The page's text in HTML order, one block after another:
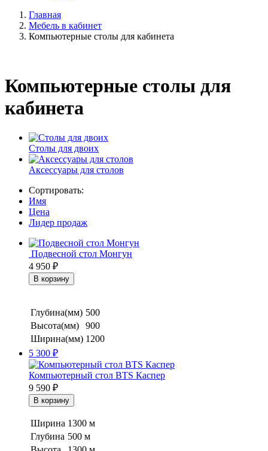
Главная
Мебель в кабинет
Компьютерные столы для кабинета
Компьютерные столы для
кабинета
Столы для двоих
Аксессуары для столов
Сортировать:
Имя
Цена
Лидер продаж
Подвесной стол Монгун
4 950 ₽
Глубина(мм) 500
Высота(мм)
900
Ширина(мм) 1200
5 300 ₽
Компьютерный стол BTS Каспер
9 590 ₽
Ширина 1300 м
Глубина 500 м